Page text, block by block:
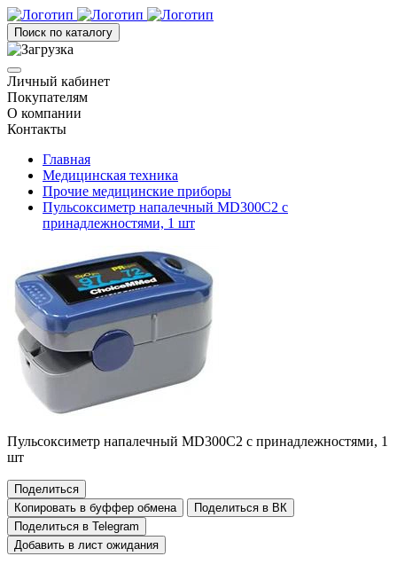
Поиск по каталогу
Личный кабинет
Покупателям
О компании
Контакты
Главная
Медицинская техника
Прочие медицинские приборы
Пульсоксиметр напалечный MD300С2 с
принадлежностями, 1 шт
Пульсоксиметр напалечный MD300С2 с принадлежностями, 1
шт
Поделиться
Копировать в буффер обмена
Поделиться в ВК
Поделиться в Telegram
Добавить в лист ожидания